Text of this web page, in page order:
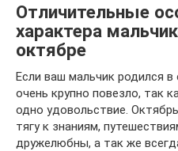
Отличительные
характера
октябре
Если ваш мальчик родился
очень крупно повезло, так
одно удовольствие.
тягу к знаниям,
дружелюбны, а так же